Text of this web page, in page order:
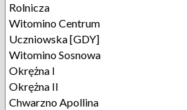
Rolnicza
Witomino Centrum
Uczniowska [GDY]
Witomino Sosnowa
Okrężna I
Okrężna II
Chwarzno Apollina